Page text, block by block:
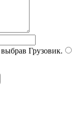
Грузовик.